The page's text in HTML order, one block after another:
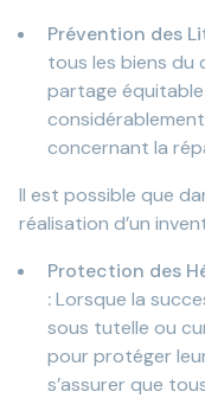
Prévention des
tous les biens du
partage
concernant la
Il est possible que
réalisation d’un
Protection des
:Lorsque la
sous tutelle ou
pour protéger
s’assurer que